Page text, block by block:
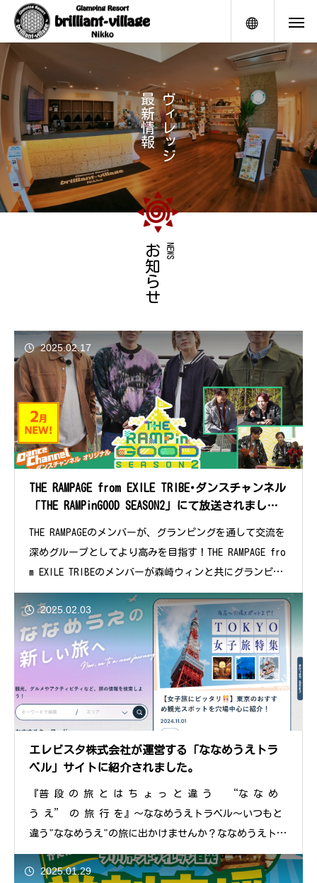
メニュー
ヴ
ィ
レ
ッ
ジ
最
新
情
報
NEWS
お知らせ
2025.02.17
THE RAMPAGE from EXILE TRIBE･ダンスチャンネル
「THE RAMPinGOOD SEASON2」にて放送されまし
THE RAMPAGEのメンバーが、グランピングを通して交流を
深めグループとしてより高みを目指す！THE RAMPAGE fro
m EXILE TRIBEのメンバーが森崎ウィンと共にグランピン
グリ
2025.02.03
エレビスタ株式会社が運営する「ななめうえトラ
ベル」サイトに紹介されました。
『普 段 の 旅 と は ち ょ っ と 違 う “な な め
う え” の 旅 行 を』～ななめうえトラベル～いつもと
違う"ななめうえ"の旅に出かけませんか？ななめうえトラ
ベルで新しい旅
2025.01.29